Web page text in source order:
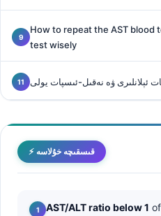
How to repeat the AST blood
test wisely
ئېلانلىرى ۋە نەقىل-ئىسپات يولى
⚡ قىسقىچە خۇلاسە
AST/ALT ratio below 1